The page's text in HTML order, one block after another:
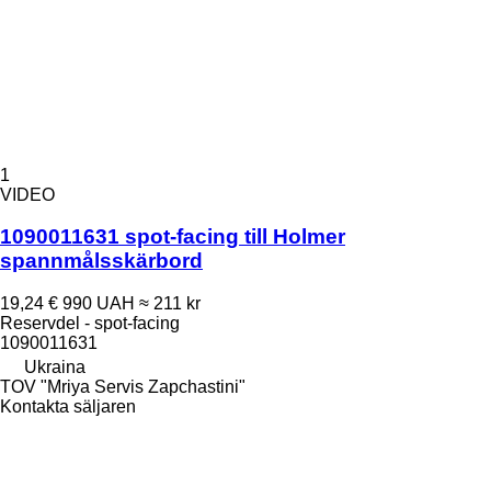
1
VIDEO
1090011631 spot-facing till Holmer
spannmålsskärbord
19,24 € 990 UAH ≈ 211 kr
Reservdel - spot-facing
1090011631
Ukraina
TOV "Mriya Servis Zapchastini"
Kontakta säljaren